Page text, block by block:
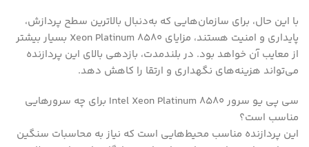
با این حال، برای سازمان‌هایی که به‌دنبال بالاترین سطح پردازش،
پایداری و امنیت هستند، مزایای Xeon Platinum 8580 بسیار بیشتر
از معایب آن خواهد بود. در بلندمدت، بازدهی بالای این پردازنده
می‌تواند هزینه‌های نگهداری و ارتقا را کاهش دهد.
سی پی یو سرور Intel Xeon Platinum 8580 برای چه سرورهایی
مناسب است؟
این پردازنده مناسب محیط‌هایی است که نیاز به محاسبات سنگین